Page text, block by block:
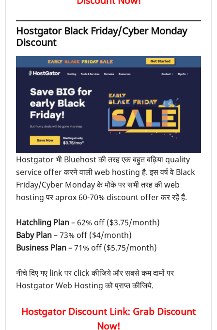
Hostgator Black Friday/Cyber Monday
Discount
Hostgator भी Bluehost की तरह एक बहुत बढ़िया quality
service offer करने वाली web hosting है. इस वर्ष वे Black
Friday/Cyber Monday के मौके पर सभी तरह की web
hosting पर aprox 60-70% discount offer कर रहें हैं.
Hatchling Plan– 62% off ($3.75/month)
Baby Plan– 73% off ($4/month)
Business Plan– 71% off ($5.75/month)
नीचे दिए गए link पर click कीजिये और सबसे कम दामों पर
Hostgator Web Hosting को प्राप्त कीजिये.
HostgatorDiscount Link: Grab Discount
Now!